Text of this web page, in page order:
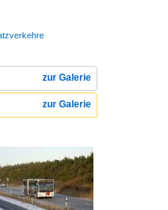
zur Galerie
zur Galerie